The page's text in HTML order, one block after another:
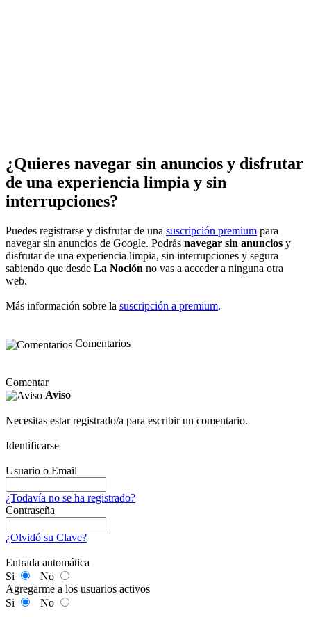
¿Quieres navegar sin anuncios y disfrutar
de una experiencia limpia y sin
interrupciones?
Puedes registrarse y disfrutar de una suscripción premium para
navegar sin anuncios de Google. Podrás navegar sin anuncios y
disfrutar de una experiencia limpia, sin interrupciones y segura
sabiendo que desde La Noción no vas a acceder a ninguna otra
web.
Más información sobre la suscripción a premium.
Comentarios
Comentar
Aviso
Necesitas estar registrado/a para escribir un comentario.
Identificarse
Usuario o Email
¿Todavía no se ha registrado?
Contraseña
¿Olvidó su Clave?
Entrada automática
Si
No
Agregarme a los usuarios activos
Si
No